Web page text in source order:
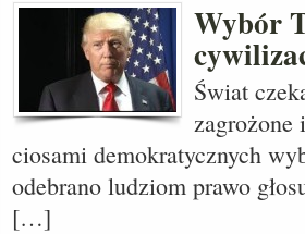
Wybór
Świat
zagrożone
ciosami demokratycznych
odebrano ludziom prawo
[…]